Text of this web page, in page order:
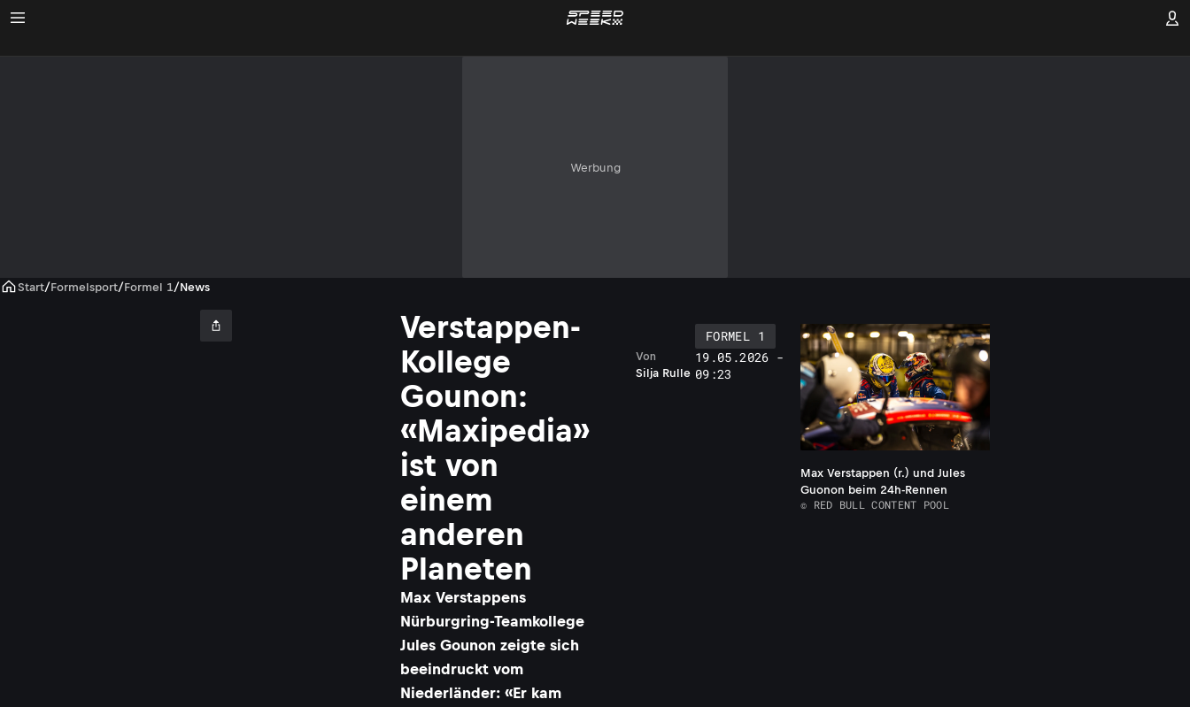
Werbung
Start/Formelsport/Formel 1/News
Verstappen-
Kollege
Gounon:
«Maxipedia»
ist von
einem
anderen
Planeten
Max Verstappens
Nürburgring-Teamkollege
Jules Gounon zeigte sich
beeindruckt vom
Niederländer: «Er kam
Silja Rulle
Von
FORMEL 1
19.05.2026 -
09:23
Max Verstappen (r.) und Jules
Guonon beim 24h-Rennen
© RED BULL CONTENT POOL